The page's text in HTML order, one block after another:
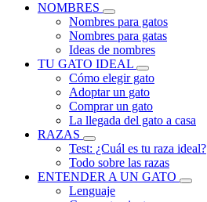
NOMBRES
Nombres para gatos
Nombres para gatas
Ideas de nombres
TU GATO IDEAL
Cómo elegir gato
Adoptar un gato
Comprar un gato
La llegada del gato a casa
RAZAS
Test: ¿Cuál es tu raza ideal?
Todo sobre las razas
ENTENDER A UN GATO
Lenguaje